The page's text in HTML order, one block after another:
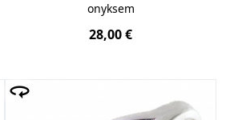
onyksem
28,00 €